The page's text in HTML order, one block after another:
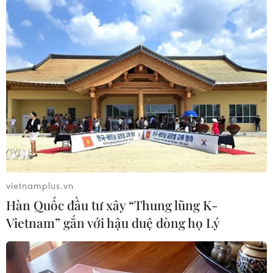
#Thành phố Hồ Chí Minh #Tiết kiệm
#Năng lượng
#Điện
vietnamplus.vn
Hàn Quốc đầu tư xây “Thung lũng K-
Vietnam” gắn với hậu duệ dòng họ Lý